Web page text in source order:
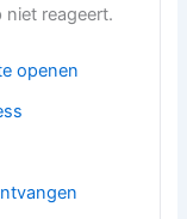
reageert.
openen